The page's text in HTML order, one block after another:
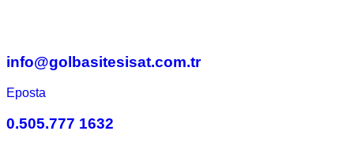
info@golbasitesisat.com.tr
Eposta
0.505.777 1632